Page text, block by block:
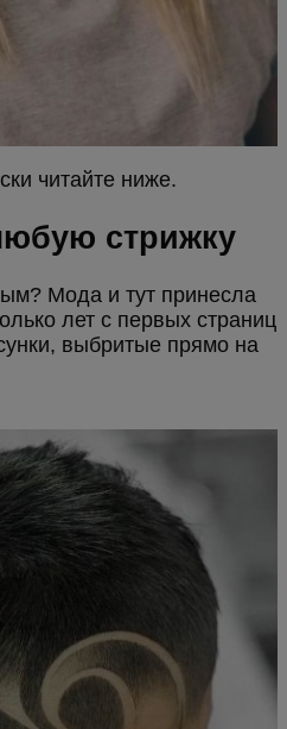
читайте ниже.
стрижку
Мода и тут принесла
лет с первых страниц
выбритые прямо на